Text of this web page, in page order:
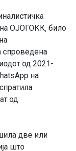
на ОЈОГОКК, било
спроведена
од 2021-
на
од
две или
што